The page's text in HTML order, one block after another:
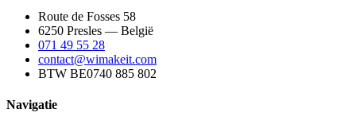
Route de Fosses 58
6250 Presles — België
071 49 55 28
contact@wimakeit.com
BTW BE0740 885 802
Navigatie